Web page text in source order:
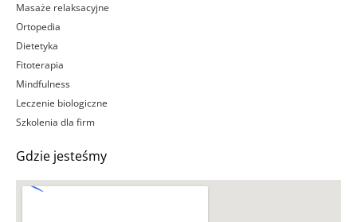
Masaże relaksacyjne
Ortopedia
Dietetyka
Fitoterapia
Mindfulness
Leczenie biologiczne
Szkolenia dla firm
Gdzie jesteśmy